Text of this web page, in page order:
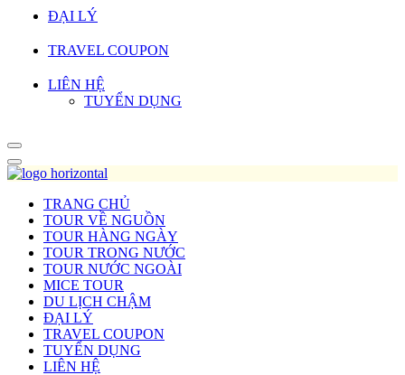
ĐẠI LÝ
TRAVEL COUPON
LIÊN HỆ
TUYỂN DỤNG
TRANG CHỦ
TOUR VỀ NGUỒN
TOUR HÀNG NGÀY
TOUR TRONG NƯỚC
TOUR NƯỚC NGOÀI
MICE TOUR
DU LỊCH CHẬM
ĐẠI LÝ
TRAVEL COUPON
TUYỂN DỤNG
LIÊN HỆ